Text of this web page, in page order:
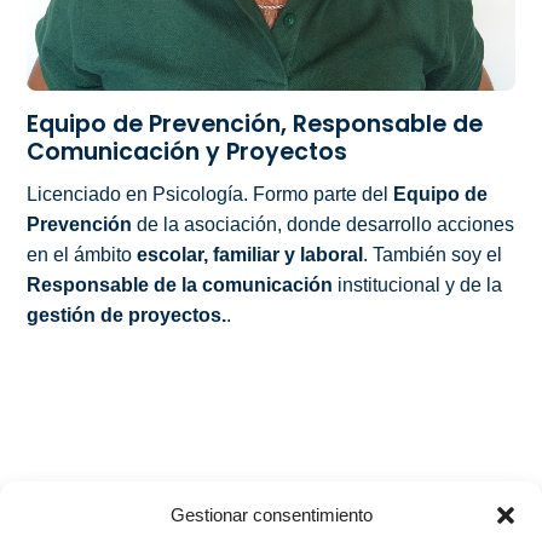
Gestionar consentimiento
Equipo de Prevención, Responsable de
Comunicación y Proyectos
Licenciado en Psicología. Formo parte del
Equipo de
Prevención de la asociación, donde desarrollo acciones
en el ámbitoescolar, familiar y laboral . También soy el
Responsable de la comunicación institucional y de la
gestión de proyectos..